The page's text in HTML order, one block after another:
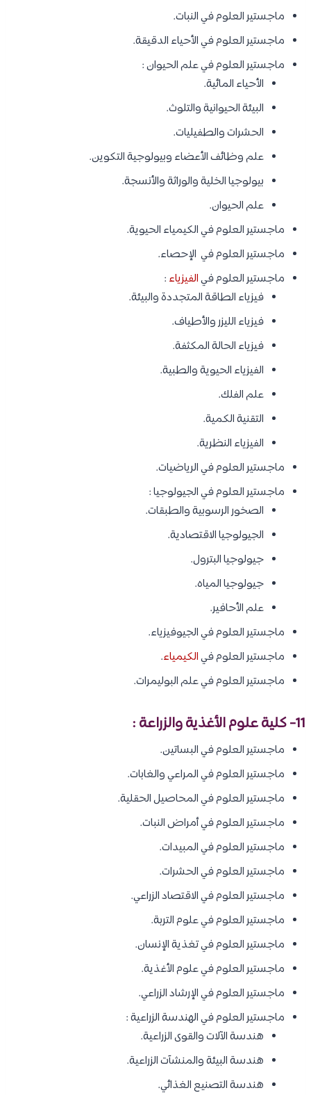
ماجستير العلوم في النبات.
ماجستير العلوم في الأحياء الدقيقة.
ماجستير العلوم في علم الحيوان :
الأحياء المائية.
البيئة الحيوانية والتلوث.
الحشرات والطفيليات.
علم وظائف الأعضاء وبيولوجية التكوين.
بيولوجيا الخلية والوراثة والأنسجة.
علم الحيوان.
ماجستير العلوم في الكيمياء الحيوية.
ماجستير العلوم في الإحصاء.
ماجستير العلوم فيالفيزياء :
فيزياء الطاقة المتجددة والبيئة.
فيزياء الليزر والأطياف.
فيزياء الحالة المكثفة.
الفيزياء الحيوية والطبية.
علم الفلك.
التقنية الكمية.
الفيزياء النظرية.
ماجستير العلوم في الرياضيات.
ماجستير العلوم في الجيولوجيا :
الصخور الرسوبية والطبقات.
الجيولوجيا الاقتصادية.
جيولوجيا البترول.
جيولوجيا المياه.
علم الأحافير.
ماجستير العلوم في الجيوفيزياء.
ماجستير العلوم فيالكيمياء.
ماجستير العلوم في علم البوليمرات.
11- كلية علوم الأغذية والزراعة :
ماجستير العلوم في البساتين.
ماجستير العلوم في المراعي والغابات.
ماجستير العلوم في المحاصيل الحقلية.
ماجستير العلوم في أمراض النبات.
ماجستير العلوم في المبيدات.
ماجستير العلوم في الحشرات.
ماجستير العلوم في الاقتصاد الزراعي.
ماجستير العلوم في علوم التربة.
ماجستير العلوم في تغذية الإنسان.
ماجستير العلوم في علوم الأغذية.
ماجستير العلوم في الإرشاد الزراعي.
ماجستير العلوم في الهندسة الزراعية :
هندسة الآلات والقوى الزراعية.
هندسة البيئة والمنشآت الزراعية.
هندسة التصنيع الغذائي.